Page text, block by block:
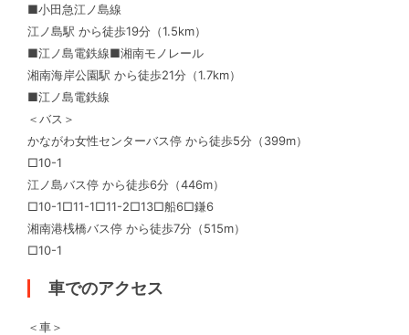
■小田急江ノ島線
江ノ島駅 から徒歩19分（1.5km）
■江ノ島電鉄線■湘南モノレール
湘南海岸公園駅 から徒歩21分（1.7km）
■江ノ島電鉄線
＜バス＞
かながわ女性センターバス停 から徒歩5分（399m）
□10-1
江ノ島バス停 から徒歩6分（446m）
□10-1□11-1□11-2□13□船6□鎌6
湘南港桟橋バス停 から徒歩7分（515m）
□10-1
車でのアクセス
＜車＞